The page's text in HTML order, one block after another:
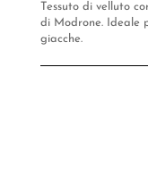
Tessuto di velluto
di Modrone. Ideale
giacche.